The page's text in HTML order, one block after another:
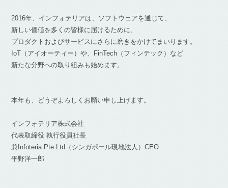
2016年、インフォテリアは、ソフトウェアを通じて、
新しい価値を多くの皆様に届けるために、
プロダクトおよびサービスにさらに磨きをかけてまいります。
IoT（アイオーティー）や、FinTech（フィンテック）など
新たな分野への取り組みも始めます。
本年も、どうぞよろしくお願い申し上げます。
インフォテリア株式会社
代表取締役 執行役員社長
兼Infoteria Pte Ltd（シンガポール現地法人）CEO
平野洋一郎